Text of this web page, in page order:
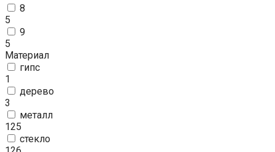
8
5
9
5
Материал
гипс
1
дерево
3
металл
125
стекло